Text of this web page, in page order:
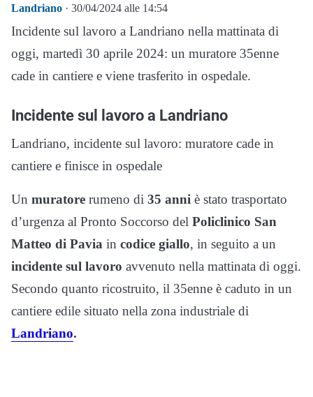
Landriano · 30/04/2024 alle 14:54
Incidente sul lavoro a Landriano nella mattinata di
oggi, martedì 30 aprile 2024: un muratore 35enne
cade in cantiere e viene trasferito in ospedale.
Incidente sul lavoro a Landriano
Landriano, incidente sul lavoro: muratore cade in
cantiere e finisce in ospedale
Un muratore rumeno di 35 anni è stato trasportato
d’urgenza al Pronto Soccorso del Policlinico San
Matteo di Pavia in codice giallo, in seguito a un
incidente sul lavoro avvenuto nella mattinata di oggi.
Secondo quanto ricostruito, il 35enne è caduto in un
cantiere edile situato nella zona industriale di
Landriano.